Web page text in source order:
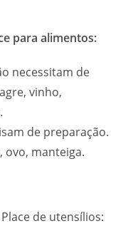
para alimentos:
necessitam de
vinho,
de preparação.
ovo, manteiga.
de utensílios: